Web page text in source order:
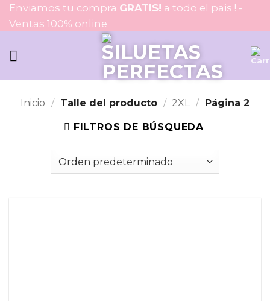
Saltar
Enviamos tu compra GRATIS! a todo el pais ! -
Ventas 100% online
Inicio / Talle del producto / 2XL / Página 2
FILTROS DE BÚSQUEDA